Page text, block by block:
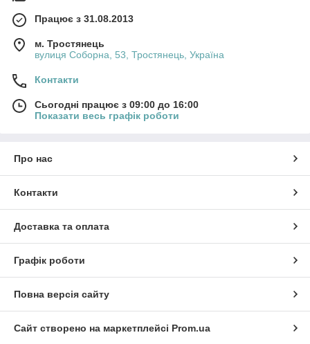
Працює з 31.08.2013
м. Тростянець
вулиця Соборна, 53, Тростянець, Україна
Контакти
Сьогодні працює з 09:00 до 16:00
Показати весь графік роботи
Про нас
Контакти
Доставка та оплата
Графік роботи
Повна версія сайту
Сайт створено на маркетплейсі Prom.ua